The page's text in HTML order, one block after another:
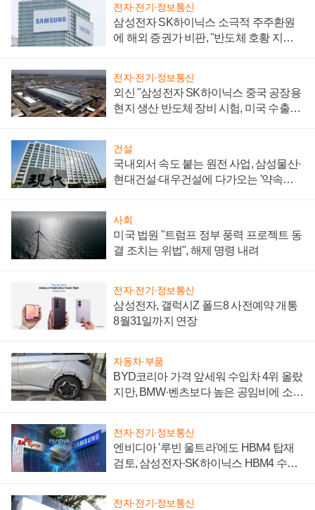
전자·전기·정보통신
삼성전자 SK하이닉스 소극적 주주환원
에 해외 증권가 비판, "반도체 호황 지속
전자·전기·정보통신
외신 "삼성전자 SK하이닉스 중국 공장용
현지 생산 반도체 장비 시험, 미국 수출통
건설
국내외서 속도 붙는 원전 사업, 삼성물산·
현대건설·대우건설에 다가오는 '약속의
사회
미국 법원 "트럼프 정부 풍력 프로젝트 동
결 조치는 위법", 해제 명령 내려
전자·전기·정보통신
삼성전자, 갤럭시Z 폴드8 사전예약 개통
8월31일까지 연장
자동차·부품
BYD코리아 가격 앞세워 수입차 4위 올랐
지만, BMW·벤츠보다 높은 공임비에 소비
전자·전기·정보통신
엔비디아 '루빈 울트라'에도 HBM4 탑재
검토, 삼성전자·SK하이닉스 HBM4 수율
전자·전기·정보통신